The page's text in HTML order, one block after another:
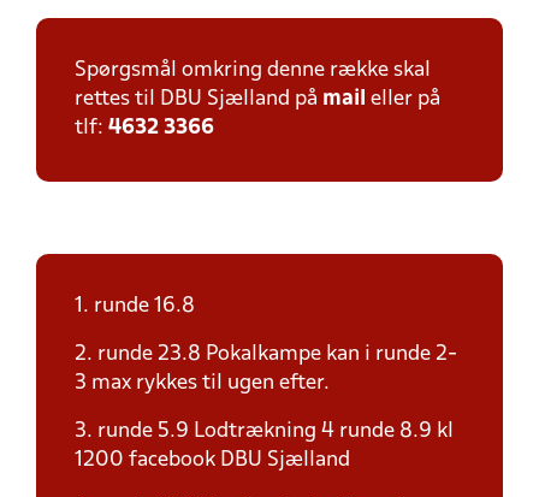
Spørgsmål omkring denne række skal
rettes til DBU Sjælland på mail eller på
tlf: 4632 3366
1. runde 16.8
2. runde 23.8 Pokalkampe kan i runde 2-
3 max rykkes til ugen efter.
3. runde 5.9 Lodtrækning 4 runde 8.9 kl
1200 facebook DBU Sjælland